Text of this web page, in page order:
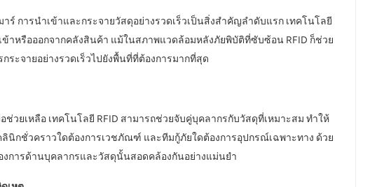
การนำเข้าและกระจายวัสดุอย่างรวดเร็วเป็นสิ่งสำคัญลำดับแรก เทคโนโลยี
าหรือออกจากคลังสินค้า แม้ในสภาพแวดล้อมหลังภัยพิบัติที่ซับซ้อน RFID ก็ช่วย
ะจายอย่างรวดเร็วไปยังพื้นที่ที่ต้องการมากที่สุด
ยเหลือ เทคโนโลยี RFID สามารถช่วยจับคู่บุคลากรกับวัสดุที่เหมาะสม ทำให้
นิกชั่วคราวใดต้องการเวชภัณฑ์ และทีมกู้ภัยใดต้องการอุปกรณ์เฉพาะทาง ด้วย
งการด้านบุคลากรและวัสดุนั้นสอดคล้องกันอย่างแม่นยำ